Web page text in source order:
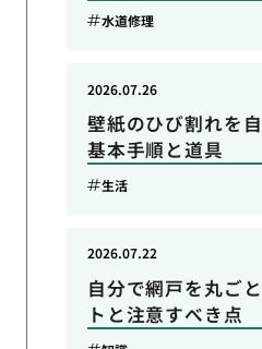
水道修理
壁紙のひび割れを
基本手順と道具
2026.07.26
生活
自分で網戸を丸ご
トと注意すべき点
2026.07.22